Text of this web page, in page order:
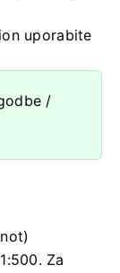
uporabite
/
Za